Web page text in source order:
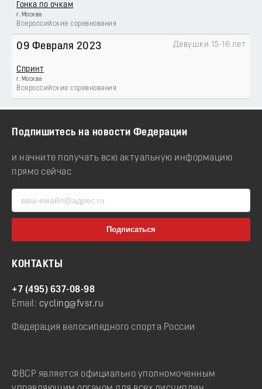
Гонка по очкам
г. Москва
Всероссийские соревнования
09 Февраля 2023
Спринт
г. Москва
Всероссийские соревнования
Девушки 15-16 лет
Подпишитесь на новости Федерации
и начните получать всю актуальную информацию
прямо сейчас
КОНТАКТЫ
+7 (495) 637-08-98
Email: cycling@fvsr.ru
Федерация велосипедного спорта России
ФВСР является официально уполномоченным